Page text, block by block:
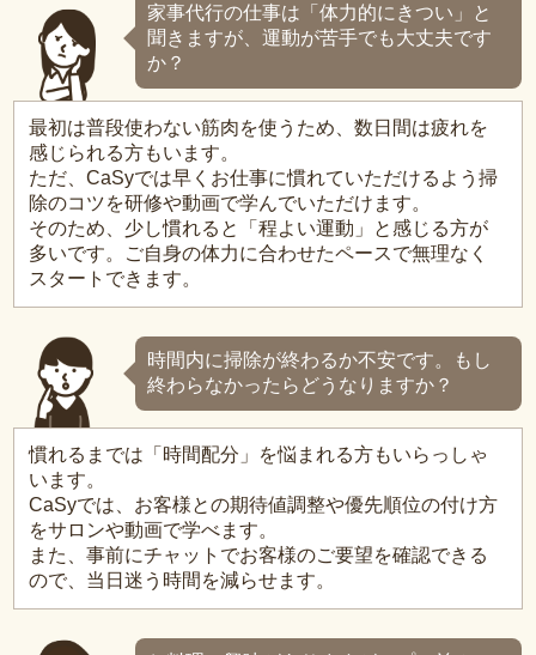
家事代行の仕事は「体力的にきつい」と
聞きますが、運動が苦手でも大丈夫です
か？
最初は普段使わない筋肉を使うため、数日間は疲れを
感じられる方もいます。
ただ、CaSyでは早くお仕事に慣れていただけるよう掃
除のコツを研修や動画で学んでいただけます。
そのため、少し慣れると「程よい運動」と感じる方が
多いです。ご自身の体力に合わせたペースで無理なく
スタートできます。
時間内に掃除が終わるか不安です。もし
終わらなかったらどうなりますか？
慣れるまでは「時間配分」を悩まれる方もいらっしゃ
います。
CaSyでは、お客様との期待値調整や優先順位の付け方
をサロンや動画で学べます。
また、事前にチャットでお客様のご要望を確認できる
ので、当日迷う時間を減らせます。